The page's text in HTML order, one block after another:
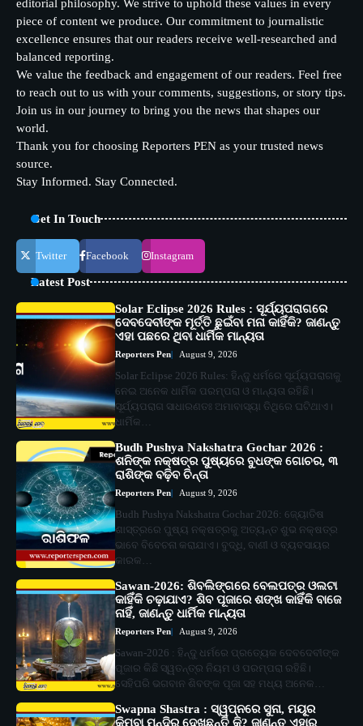
editorial philosophy. We strive to uphold these values in every
piece of content we produce. Our commitment to journalistic
excellence ensures that our readers receive well-researched and
balanced reporting.
We value the feedback and engagement of our readers. Feel free
to reach out to us with your comments, suggestions, or story tips.
Join us in our journey to bring you the news that shapes our
world.
Thank you for choosing Reporters PEN as your trusted news
source.
Stay Informed. Stay Connected.
Get In Touch
Twitter Facebook Instagram
Latest Post
Solar Eclipse 2026 Rules : ସୂର୍ଯ୍ୟପରାଗରେ
ଦେବଦେବୀଙ୍କ ମୂର୍ତ୍ତି ଛୁଇଁବା ମନା କାହିଁକି? ଜାଣନ୍ତୁ
ଏହା ପଛରେ ଥିବା ଧାର୍ମିକ ମାନ୍ୟତା
Reporters Pen August 9, 2026
Solar Eclipse 2026 Rules: ହିନ୍ଦୁ ଧର୍ମରେ ସୂର୍ଯ୍ୟପରାଗକୁ
ନେଇ ଅନେକ ଧାର୍ମିକ ପରମ୍ପରା ଓ ମାନ୍ୟତା ରହିଛି।
ସୂର୍ଯ୍ୟପରାଗ ସାଧାରଣତଃ ଅମାବାସ୍ୟା ତିଥିରେ ଘଟିଥାଏ।
ଧାର୍ମିକ…
Budh Pushya Nakshatra Gochar 2026 :
ଶନିଙ୍କ ନକ୍ଷତ୍ର ପୁଷ୍ୟରେ ବୁଧଙ୍କ ଗୋଚର, ୩
ରାଶିଙ୍କ ବଢ଼ିବ ଚିନ୍ତା
Reporters Pen August 9, 2026
Budh Pushya Nakshatra Gochar 2026: ଜ୍ୟୋତିଷ
ଶାସ୍ତ୍ରରେ ପୁଷ୍ୟ ନକ୍ଷତ୍ରକୁ ଅତ୍ୟନ୍ତ ଶୁଭ ନକ୍ଷତ୍ର
ଭାବେ ବିବେଚନା କରାଯାଏ। ବୁଦ୍ଧି, ବାଣୀ ଓ ବ୍ୟବସାୟର
କାରକ…
Sawan-2026: ଶିବଲିଙ୍ଗରେ ବେଲପତ୍ର ଓଲଟା
କାହିଁକି ଚଢ଼ାଯାଏ? ଶିବ ପୂଜାରେ ଶଙ୍ଖ କାହିଁକି ବାଜେ
ନାହିଁ, ଜାଣନ୍ତୁ ଧାର୍ମିକ ମାନ୍ୟତା
Reporters Pen August 9, 2026
Sawan-2026 : ହିନ୍ଦୁ ଧର୍ମରେ ପ୍ରତ୍ୟେକ ଦେବଦେବୀଙ୍କ
ପୂଜାର କିଛି ସ୍ୱତନ୍ତ୍ର ନିୟମ ଓ ପରମ୍ପରା ରହିଛି।
ସେହିପରି ଭଗବାନ ଶିବଙ୍କ ପୂଜା ସହ ମଧ୍ୟ ଅନେକ…
Swapna Shastra : ସ୍ୱପ୍ନରେ ସୁନା, ମୟୂର
କିମ୍ବା ମନ୍ଦିର ଦେଖୁଛନ୍ତି କି? ଜାଣନ୍ତୁ ଏହାର